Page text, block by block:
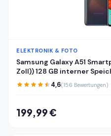
ELEKTRONIK & FOTO
Samsung Galaxy A51
Zoll)) 128 GB interner
Android inkl. 24 Monate
bei Amazon] Deutsche
4,6(156 Bewertungen)
199,99 €